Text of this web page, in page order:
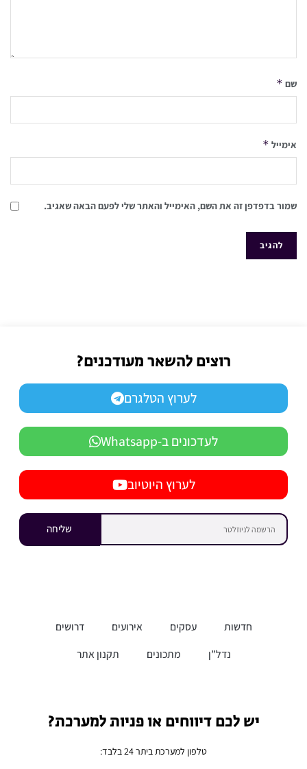
שם *
אימייל *
שמור בדפדפן זה את השם, האימייל והאתר שלי לפעם הבאה שאגיב.
רוצים להשאר מעודכנים?
לערוץ הטלגרם
לעדכונים ב-Whatsapp
לערוץ היוטיוב
שליחה
חדשות עסקים אירועים
דרושים
נדל”ן
מתכונים תקנון אתר
יש לכם דיווחים או פניות למערכת?
טלפון למערכת ביתר 24 בלבד: